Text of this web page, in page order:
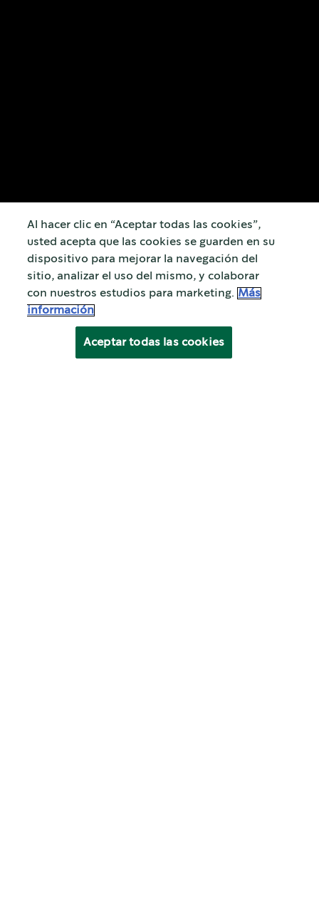
Al hacer clic en “Aceptar todas las cookies”,
usted acepta que las cookies se guarden en su
dispositivo para mejorar la navegación del
sitio, analizar el uso del mismo, y colaborar
con nuestros estudios para marketing. Más
información
Aceptar todas las cookies